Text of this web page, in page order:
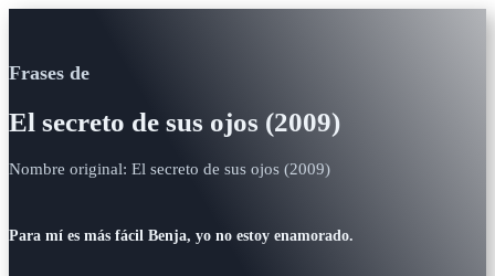
Frases de
El secreto de sus ojos (2009)
Nombre original: El secreto de sus ojos (2009)
Para mí es más fácil Benja, yo no estoy enamorado.